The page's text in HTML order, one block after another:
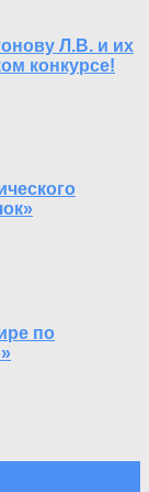
Л.В. и их
конкурсе!
по